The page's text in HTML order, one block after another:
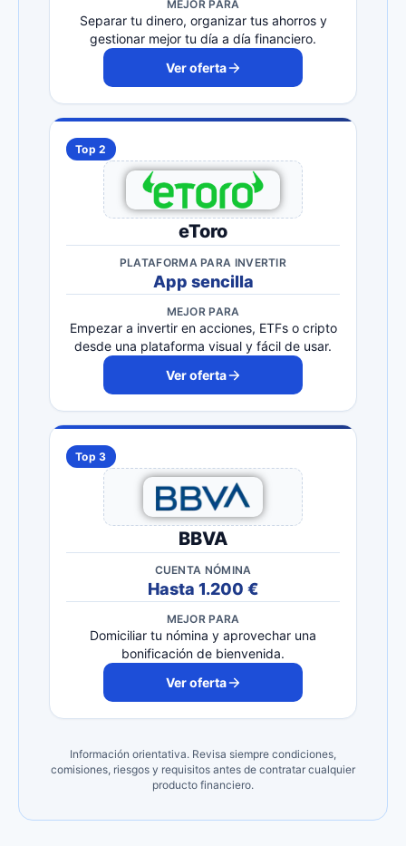
MEJOR PARA
Separar tu dinero, organizar tus ahorros y
gestionar mejor tu día a día financiero.
Ver oferta
Top 2
eToro
PLATAFORMA PARA INVERTIR
App sencilla
MEJOR PARA
Empezar a invertir en acciones, ETFs o cripto
desde una plataforma visual y fácil de usar.
Ver oferta
Top 3
BBVA
CUENTA NÓMINA
Hasta 1.200 €
MEJOR PARA
Domiciliar tu nómina y aprovechar una
bonificación de bienvenida.
Ver oferta
Información orientativa. Revisa siempre condiciones,
comisiones, riesgos y requisitos antes de contratar cualquier
producto financiero.